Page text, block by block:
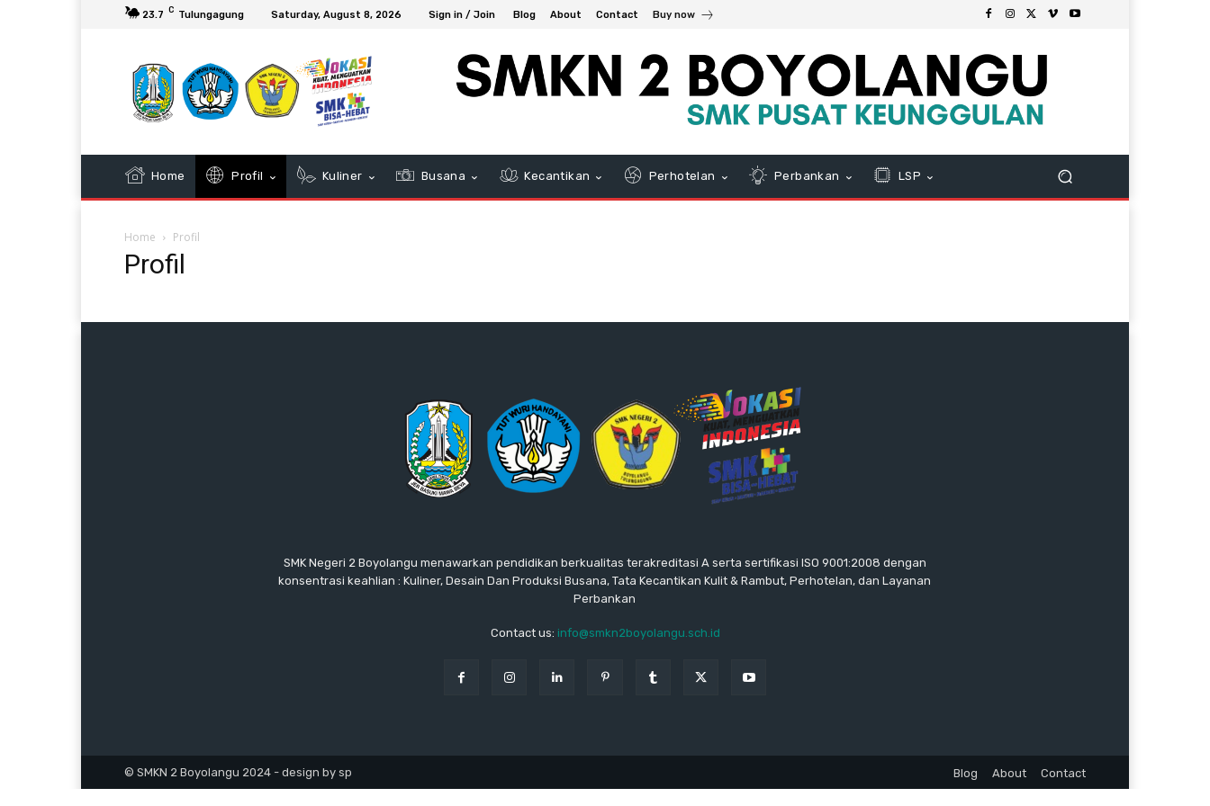
23.7 C Tulungagung Saturday, August 8, 2026 Sign in / Join Blog About Contact Buy now
Home Profil Kuliner Busana Kecantikan Perhotelan Perbankan LSP
Home Profil
Profil
SMK Negeri 2 Boyolangu menawarkan pendidikan berkualitas terakreditasi A serta sertifikasi ISO 9001:2008 dengan
konsentrasi keahlian : Kuliner, Desain Dan Produksi Busana, Tata Kecantikan Kulit & Rambut, Perhotelan, dan Layanan
Perbankan
Contact us: info@smkn2boyolangu.sch.id
© SMKN 2 Boyolangu 2024 - design by sp Blog About Contact